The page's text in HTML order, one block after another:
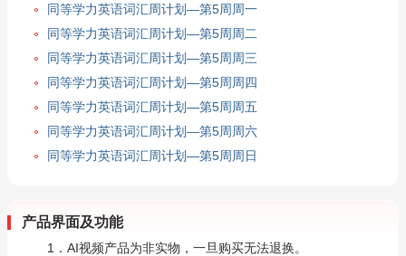
同等学力英语词汇周计划—第5周周一
同等学力英语词汇周计划—第5周周二
同等学力英语词汇周计划—第5周周三
同等学力英语词汇周计划—第5周周四
同等学力英语词汇周计划—第5周周五
同等学力英语词汇周计划—第5周周六
同等学力英语词汇周计划—第5周周日
产品界面及功能
1．AI视频产品为非实物，一旦购买无法退换。